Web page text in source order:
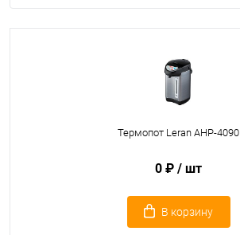
Термопот Leran AHP-4090
0 ₽ / шт
В корзину